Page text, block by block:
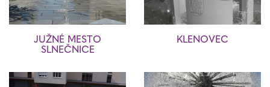
JUŽNÉ MESTO
SLNEČNICE
KLENOVEC